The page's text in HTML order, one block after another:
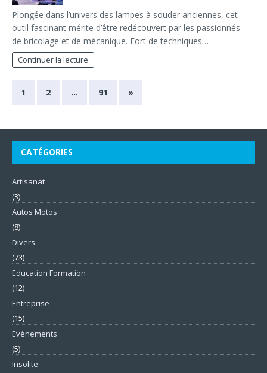
Plongée dans l’univers des lampes à souder anciennes, cet
outil fascinant mérite d’être redécouvert par les passionnés
de bricolage et de mécanique. Fort de techniques…
Continuer la lecture
1 2 … 91 »
CATÉGORIES
Artisanat
(3)
Autos Motos
(8)
Divers
(73)
Education Formation
(12)
Entreprise
(15)
Evènements
(5)
Insolite